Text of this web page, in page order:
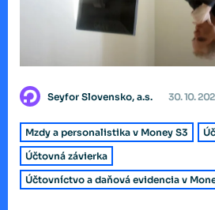
Seyfor Slovensko, a.s. 30. 10.
Mzdy a personalistika v Money S3
Účtovná závierka
Účtovníctvo a daňová evidencia v